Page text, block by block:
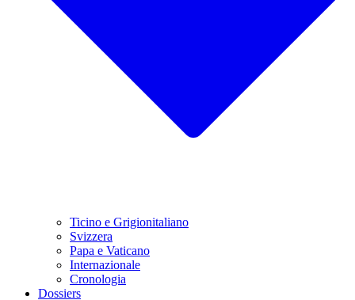
Ticino e Grigionitaliano
Svizzera
Papa e Vaticano
Internazionale
Cronologia
Dossiers